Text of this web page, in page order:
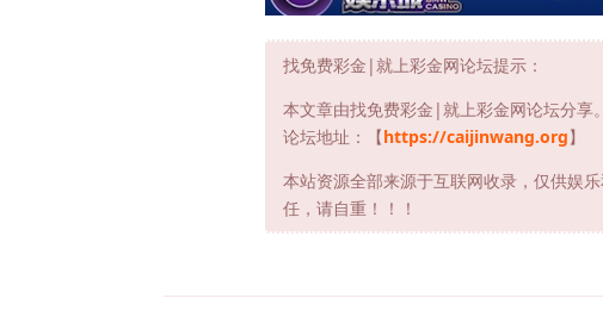
找免费彩金|就上彩金网论坛提示：
本文章由找免费彩金|就上彩金网论坛分享。
论坛地址：【https://caijinwang.org】
本站资源全部来源于互联网收录，仅供娱
任，请自重！！！